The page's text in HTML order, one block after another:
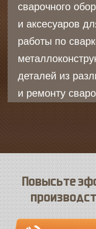
сварочного
и аксесуаров
работы по
деталей из
и ремонту
Повысьте